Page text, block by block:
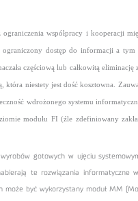
współpracy i kooperacji
dostęp do informacji a
częściową lub całkowitą
niestety jest dość kosztowna.
wdrożonego systemu
modułu FI (źle zdefiniowany
gotowych w ujęciu
te rozwiązania informatyczne
być wykorzystany moduł MM